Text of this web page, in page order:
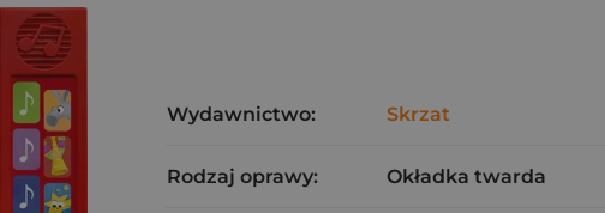
Wydawnictwo: Skrzat
Rodzaj oprawy: Okładka twarda